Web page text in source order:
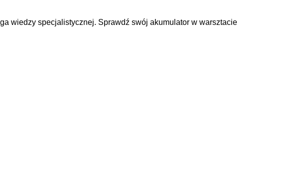
wiedzy specjalistycznej. Sprawdź swój akumulator w warsztacie